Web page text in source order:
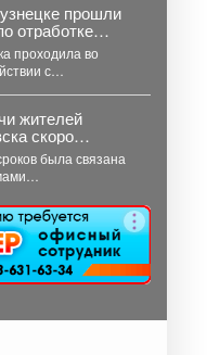
Свадебный букет
прошли
отработке
членов
комиссии
ситуациях
выборах.
проходила во
с
кинологической
жителей
скоро
новуюбыла связана
она важна